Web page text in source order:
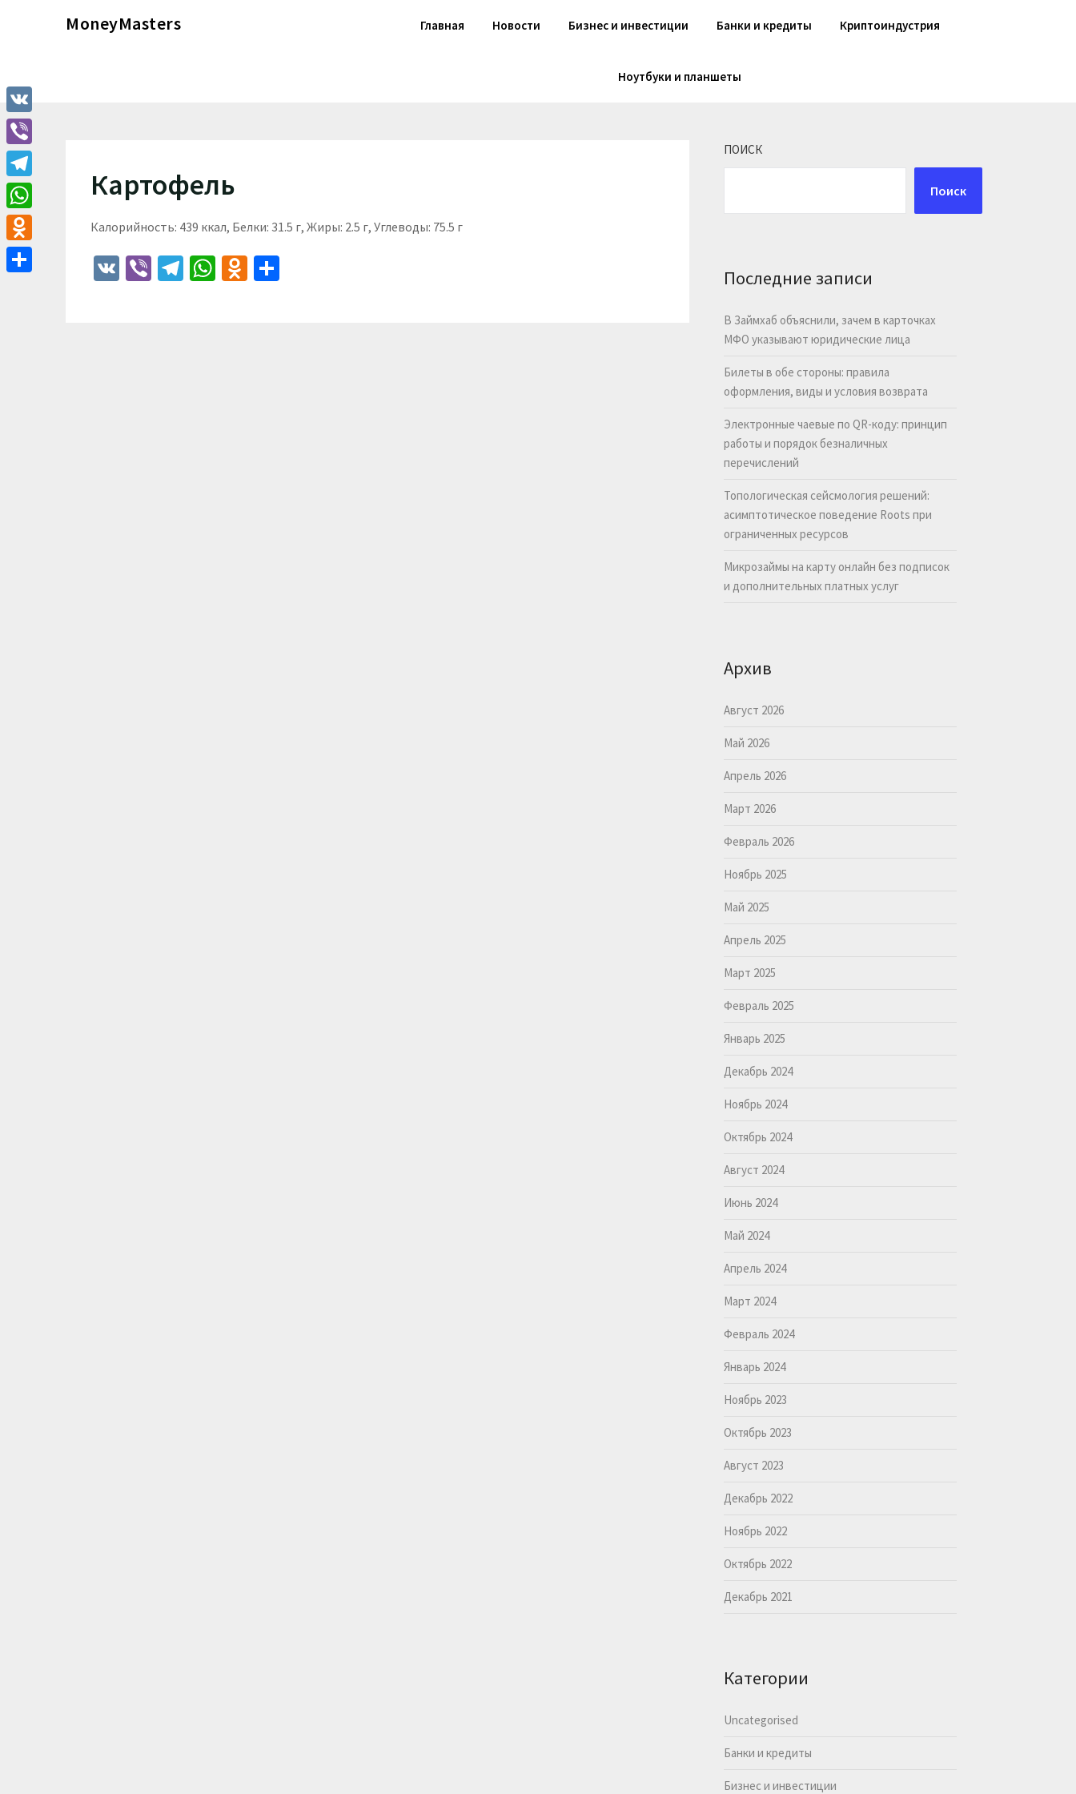
MoneyMasters Главная Новости Бизнес и инвестиции Банки и кредиты Криптоиндустрия
Ноутбуки и планшеты
Картофель
Калорийность: 439 ккал, Белки: 31.5 г, Жиры: 2.5 г, Углеводы: 75.5 г
VK ViberTelegram
WhatsApp
Odnoklassniki
ПОИСК
Поиск
Последние записи
В Займхаб объяснили, зачем в карточках
МФО указывают юридические лица
Билеты в обе стороны: правила
оформления, виды и условия возврата
Электронные чаевые по QR-коду: принцип
работы и порядок безналичных
перечислений
Топологическая сейсмология решений:
асимптотическое поведение Roots при
ограниченных ресурсов
Микрозаймы на карту онлайн без подписок
и дополнительных платных услуг
Архив
Август 2026
Май 2026
Апрель 2026
Март 2026
Февраль 2026
Ноябрь 2025
Май 2025
Апрель 2025
Март 2025
Февраль 2025
Январь 2025
Декабрь 2024
Ноябрь 2024
Октябрь 2024
Август 2024
Июнь 2024
Май 2024
Апрель 2024
Март 2024
Февраль 2024
Январь 2024
Ноябрь 2023
Октябрь 2023
Август 2023
Декабрь 2022
Ноябрь 2022
Октябрь 2022
Декабрь 2021
Категории
Uncategorised
Банки и кредиты
Бизнес и инвестиции
VK
Viber
Telegram
WhatsApp
Odnoklassniki